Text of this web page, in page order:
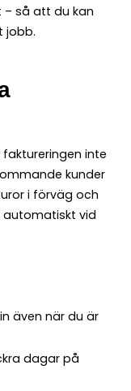
så att du kan
jobb.
inte
kunder
i förväg och
vid
även när du är
dagar på